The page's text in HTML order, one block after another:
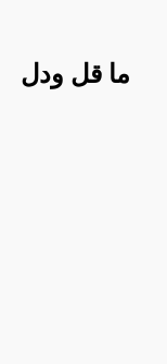
ما قل ودل